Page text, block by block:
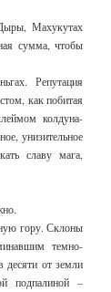
Махукутах
сумма, чтобы
Репутация
как побитая
колдуна-
унизительное
славу мага,
гору. Склоны
темно-
от земли
подпалиной –